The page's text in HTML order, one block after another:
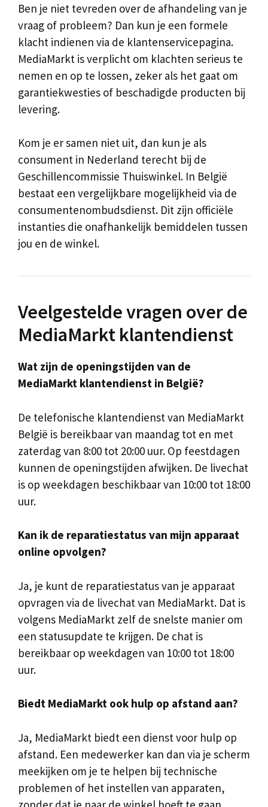
Ben je niet tevreden over de afhandeling van je
vraag of probleem? Dan kun je een formele
klacht indienen via de klantenservicepagina.
MediaMarkt is verplicht om klachten serieus te
nemen en op te lossen, zeker als het gaat om
garantiekwesties of beschadigde producten bij
levering.
Kom je er samen niet uit, dan kun je als
consument in Nederland terecht bij de
Geschillencommissie Thuiswinkel. In België
bestaat een vergelijkbare mogelijkheid via de
consumentenombudsdienst. Dit zijn officiële
instanties die onafhankelijk bemiddelen tussen
jou en de winkel.
Veelgestelde vragen over de
MediaMarkt klantendienst
Wat zijn de openingstijden van de
MediaMarkt klantendienst in België?
De telefonische klantendienst van MediaMarkt
België is bereikbaar van maandag tot en met
zaterdag van 8:00 tot 20:00 uur. Op feestdagen
kunnen de openingstijden afwijken. De livechat
is op weekdagen beschikbaar van 10:00 tot 18:00
uur.
Kan ik de reparatiestatus van mijn apparaat
online opvolgen?
Ja, je kunt de reparatiestatus van je apparaat
opvragen via de livechat van MediaMarkt. Dat is
volgens MediaMarkt zelf de snelste manier om
een statusupdate te krijgen. De chat is
bereikbaar op weekdagen van 10:00 tot 18:00
uur.
Biedt MediaMarkt ook hulp op afstand aan?
Ja, MediaMarkt biedt een dienst voor hulp op
afstand. Een medewerker kan dan via je scherm
meekijken om je te helpen bij technische
problemen of het instellen van apparaten,